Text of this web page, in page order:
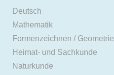
Deutsch
Mathematik
Formenzeichnen / Geometrie
Heimat- und Sachkunde
Naturkunde